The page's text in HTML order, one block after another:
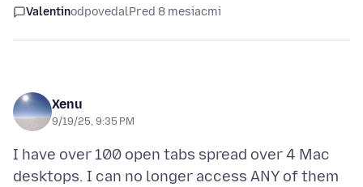
ValentinodpovedalPred 8 mesiacmi
Xenu
9/19/25, 9:35 PM
I have over 100 open tabs spread over 4 Mac
desktops. I can no longer access ANY of them